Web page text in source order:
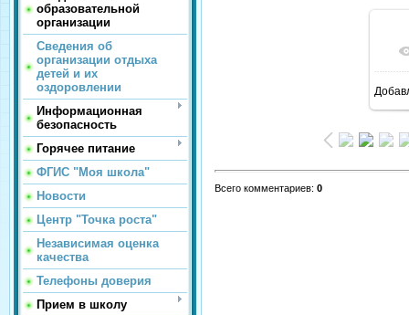
образовательной
организации
Сведения об
организации отдыха
детей и их
оздоровлении
Информационная
безопасность
Горячее питание
ФГИС "Моя школа"
Новости
Центр "Точка роста"
Независимая оценка
качества
Телефоны доверия
Прием в школу
Всего комментариев: 0